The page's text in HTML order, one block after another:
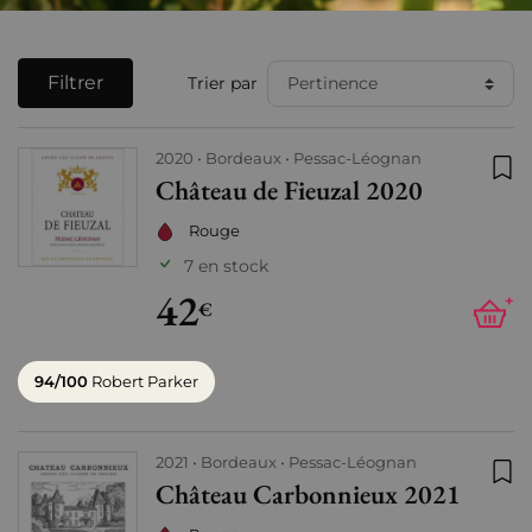
Filtrer Trier par
2020 Bordeaux Pessac-Léognan
Château de Fieuzal 2020
Rouge
7 en stock
42€ +
94/100 Robert Parker
2021 Bordeaux Pessac-Léognan
Château Carbonnieux 2021